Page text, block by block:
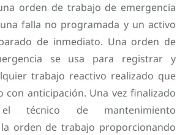
orden de trabajo de emergencia
falla no programada y un activo
de inmediato. Una orden de
se usa para registrar y
trabajo reactivo realizado que
con anticipación. Una vez finalizado
técnico de mantenimiento
orden de trabajo proporcionando